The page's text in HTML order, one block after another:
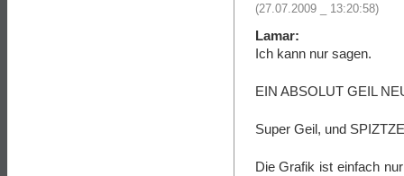
(27.07.2009 _ 13:20:58)
Lamar:
Ich kann nur sagen.
EIN ABSOLUT GEIL
Super Geil, und
Die Grafik ist einfach